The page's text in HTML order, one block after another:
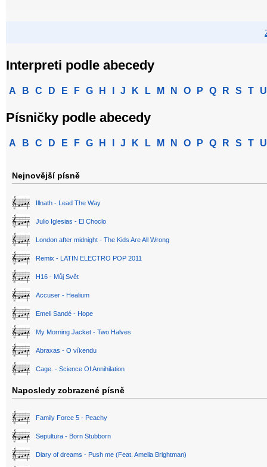
Interpreti podle abecedy
A B C D E F G H J K L M N O P Q R S T U
Písničky podle abecedy
A B C D E F G H J K L M N O P Q R S T U
Nejnovější písně
Illnath - Lead The Way
Julio Iglesias - El Choclo
London after midnight - The Kids Are All Wrong
Remix - LATIN ELECTRO POP 2011
H16 - Můj Svět
Accuser - Healium
Emeli Sandé - Hope
My Morning Jacket - Two Halves
Abraxas - O víkendu
Cage. - Science Of Annihilation
Naposledy zobrazené písně
Family Force 5 - Peachy
Sepultura - Born Stubborn
Diary of dreams - Push me (Feat. Amelia Brightman)